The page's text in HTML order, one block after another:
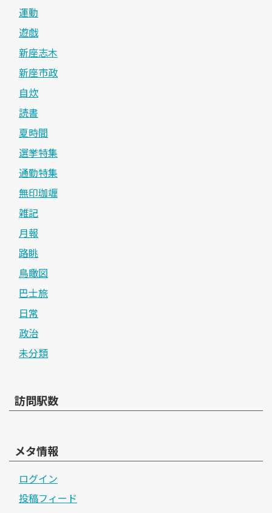
運動
遊戯
新座志木
新座市政
自炊
読書
夏時間
選挙特集
通勤特集
無印珈竰
雑記
月報
路眺
鳥瞰図
巴士旅
日常
政治
未分類
訪問駅数
メタ情報
ログイン
投稿フィード